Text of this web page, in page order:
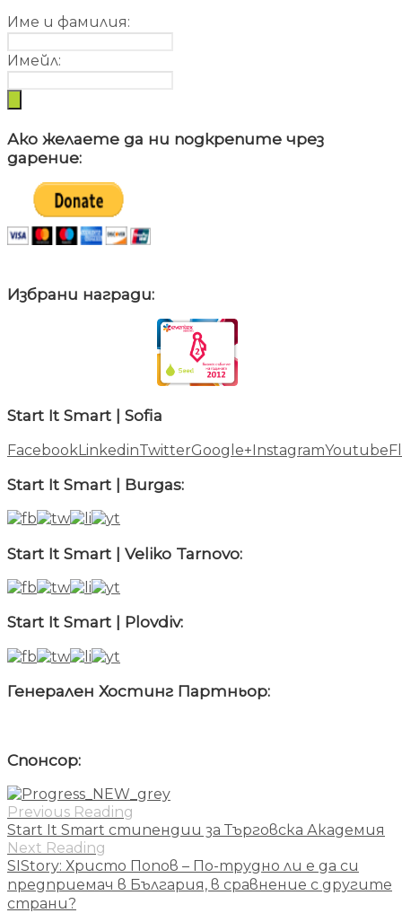
Име и фамилия:
Имейл:
Ако желаете да ни подкрепите чрез
дарение:
Избрани награди:
Start It Smart | Sofia
FacebookLinkedinTwitterGoogle+InstagramYoutube
Start It Smart | Burgas:
Start It Smart | Veliko Tarnovo:
Start It Smart | Plovdiv:
Генерален Хостинг Партньор:
Спонсор:
Previous Reading
Start It Smart стипендии за Търговска Академия
Next Reading
SIStory: Христо Попов – По-трудно ли е да си
предприемач в България, в сравнение с другите
страни?